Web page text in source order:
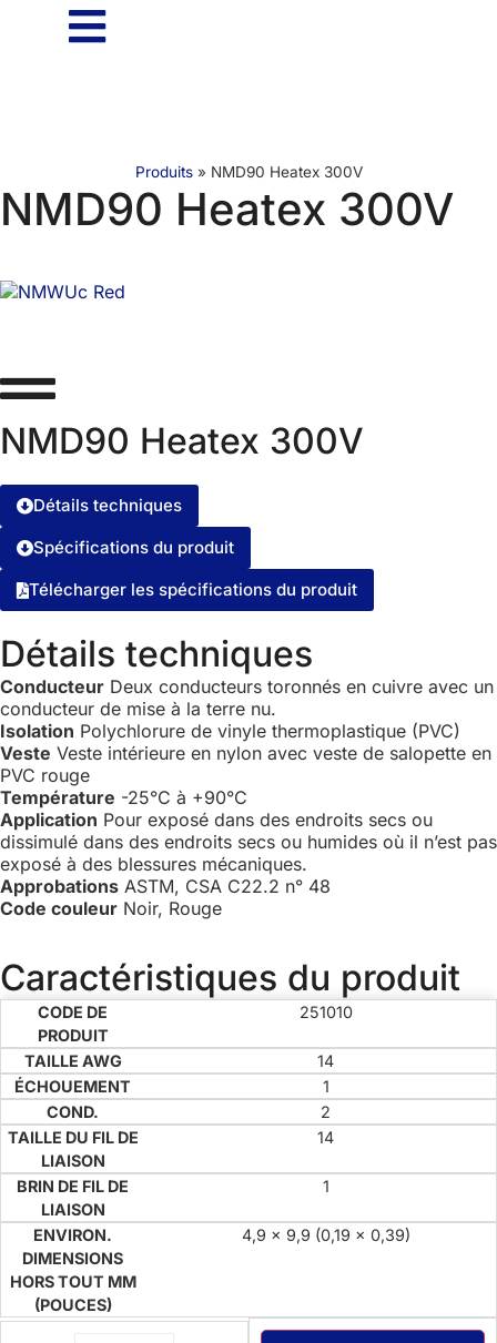
Produits» NMD90 Heatex 300V
NMD90 Heatex 300V
NMD90 Heatex 300V
Détails techniques
Spécifications du produit
Télécharger les spécifications du produit
Détails techniques
Conducteur Deux conducteurs toronnés en cuivre avec un
conducteur de mise à la terre nu.
Isolation Polychlorure de vinyle thermoplastique (PVC)
Veste Veste intérieure en nylon avec veste de salopette en
PVC rouge
Température -25°C à +90°C
Application Pour exposé dans des endroits secs ou
dissimulé dans des endroits secs ou humides où il n’est pas
exposé à des blessures mécaniques.
Approbations ASTM, CSA C22.2 n° 48
Code couleur Noir, Rouge
Caractéristiques du produit
251010
14
1
2
14
1
4,9 x 9,9 (0,19 x 0,39)